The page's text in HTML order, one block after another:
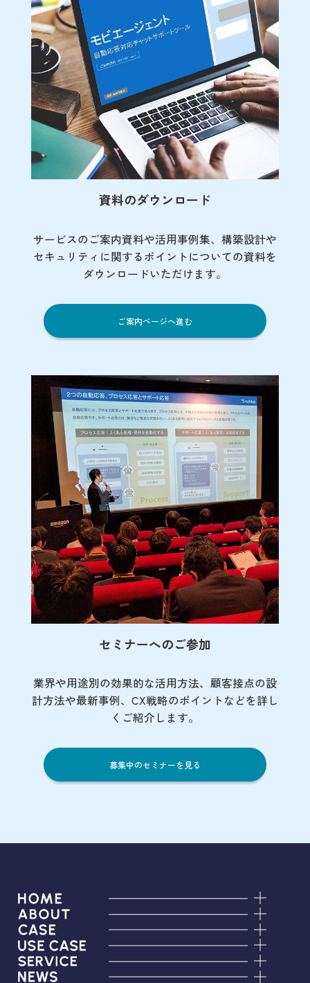
資料のダウンロード
サービスのご案内資料や活用事例集、 構築設計や
セキュリティに関するポイントについての資料を
ダウンロードいただけます。
ご案内ページへ進む
セミナーへのご参加
業界や用途別の効果的な活用方法、顧客接点の設
計方法や最新事例、CX戦略のポイントなどを詳し
くご紹介します。
募集中のセミナーを見る